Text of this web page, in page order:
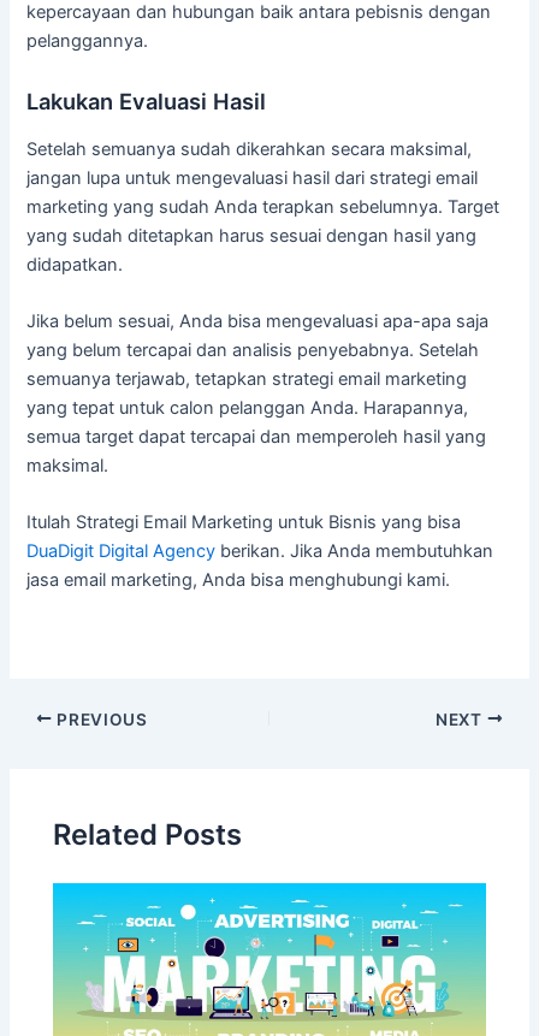
kepercayaan dan hubungan baik antara pebisnis dengan
pelanggannya.
Lakukan Evaluasi Hasil
Setelah semuanya sudah dikerahkan secara maksimal,
jangan lupa untuk mengevaluasi hasil dari strategi email
marketing yang sudah Anda terapkan sebelumnya. Target
yang sudah ditetapkan harus sesuai dengan hasil yang
didapatkan.
Jika belum sesuai, Anda bisa mengevaluasi apa-apa saja
yang belum tercapai dan analisis penyebabnya. Setelah
semuanya terjawab, tetapkan strategi email marketing
yang tepat untuk calon pelanggan Anda. Harapannya,
semua target dapat tercapai dan memperoleh hasil yang
maksimal.
Itulah Strategi Email Marketing untuk Bisnis yang bisa
DuaDigit Digital Agency berikan. Jika Anda membutuhkan
jasa email marketing, Anda bisa menghubungi kami.
PREVIOUS NEXT
Related Posts